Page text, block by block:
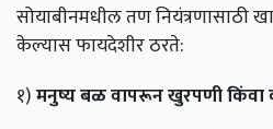
सोयाबीनमधील तण नियंत्रणासाठी
केल्यास फायदेशीर ठरते:
१)मनुष्य बळ वापरून खुरपणी